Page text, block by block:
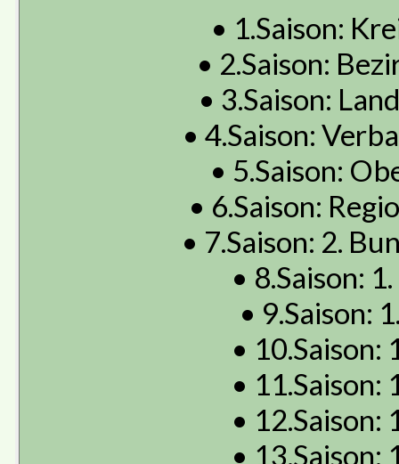
• 1.Saison:
• 2.Saison:
• 3.Saison:
• 4.Saison:
• 5.Saison:
• 6.Saison:
• 7.Saison: 2.
• 8.Saison:
• 9.Saison:
• 10.Saison:
• 11.Saison:
• 12.Saison:
• 13.Saison: